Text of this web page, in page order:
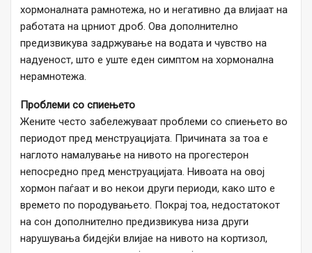
хормоналната рамнотежа, но и негативно да влијаат на
работата на црниот дроб. Ова дополнително
предизвикува задржување на водата и чувство на
надуеност, што е уште еден симптом на хормонална
нерамнотежа.
Проблеми со спиењето
Жените често забележуваат проблеми со спиењето во
периодот пред менструацијата. Причината за тоа е
наглото намалување на нивото на прогестерон
непосредно пред менструацијата. Нивоата на овој
хормон паѓаат и во некои други периоди, како што е
времето по породувањето. Покрај тоа, недостатокот
на сон дополнително предизвикува низа други
нарушувања бидејќи влијае на нивото на кортизол,